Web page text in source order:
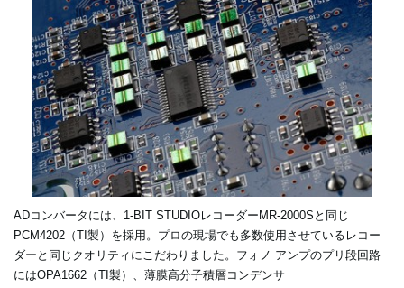
ADコンバータには、1-BIT STUDIOレコーダーMR-2000Sと同じ
PCM4202（TI製）を採用。プロの現場でも多数使用させているレコー
ダーと同じクオリティにこだわりました。フォノ アンプのプリ段回路
にはOPA1662（TI製）、薄膜高分子積層コンデンサ